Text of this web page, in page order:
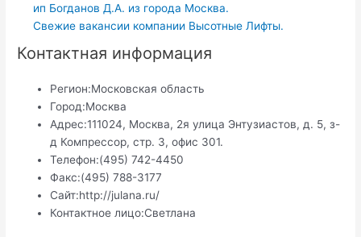
ип Богданов Д.А. из города Москва.
Свежие вакансии компании Высотные Лифты.
Контактная информация
Регион:Московская область
Город:Москва
Адрес:111024, Москва, 2я улица Энтузиастов, д. 5, з-
д Компрессор, стр. 3, офис 301.
Телефон:(495) 742-4450
Факс:(495) 788-3177
Сайт:http://julana.ru/
Контактное лицо:Светлана